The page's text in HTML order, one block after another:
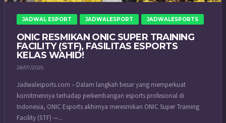
JADWAL ESPORT JADWALESPORT JADWALESPORTS
ONIC RESMIKAN ONIC SUPER TRAINING
FACILITY (STF), FASILITAS ESPORTS
KELAS WAHID!
28/07/2025
Jadwalesports.com – Dalam langkah besar yang memperkuat
komitmennya terhadap perkembangan esports profesional di
Indonesia, ONIC Esports akhirnya meresmikan ONIC Super Training
Facility (STF) —...